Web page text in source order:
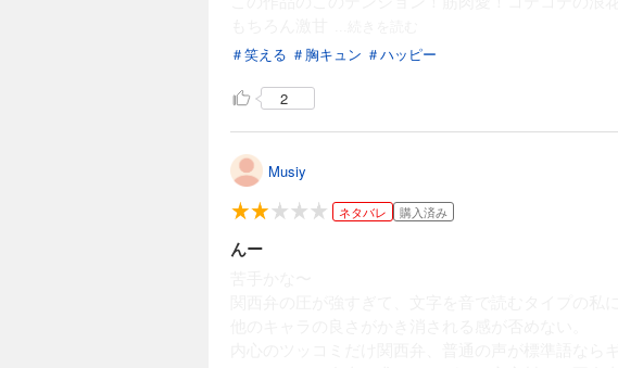
＃笑える ＃胸キュン ＃ハッピー
2
Musiy
ネタバレ 購入済み
んー